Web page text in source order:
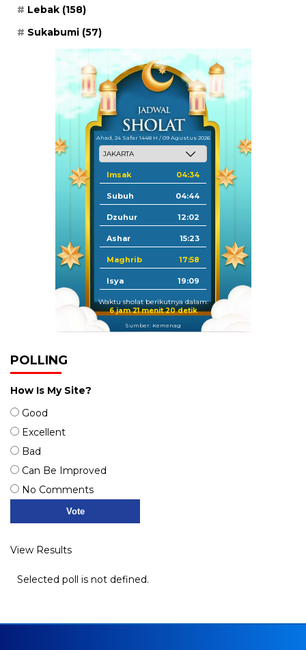
Lebak (158)
Sukabumi (57)
Ahad, 24 Safar 1448 H / 09 Agustus 2026
Imsak 04:34
Subuh 04:44
Dzuhur 12:02
Ashar 15:23
Maghrib 17:58
Isya 19:09
Waktu sholat berikutnya dalam:
6 jam 21 menit 19 detik
Sumber: Kemenag
POLLING
How Is My Site?
Good
Excellent
Bad
Can Be Improved
No Comments
View Results
Selected poll is not defined.